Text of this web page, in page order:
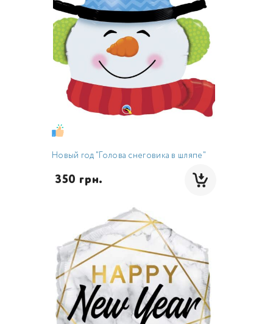
Новый год "Голова снеговика в шляпе"
350 грн.